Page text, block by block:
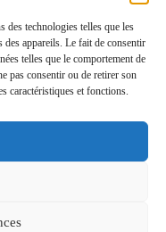
des technologies telles que les
appareils. Le fait de consentir
telles que le comportement de
pas consentir ou de retirer son
caractéristiques et fonctions.
vos demandes ou
et nous vous
réception de votre
de chéreng